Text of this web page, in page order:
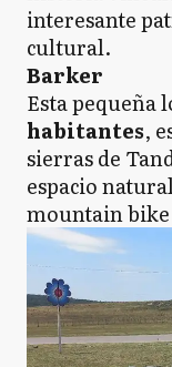
interesante
cultural.
Barker
Esta pequeña
habitantes,
sierras de
espacio
mountain bike